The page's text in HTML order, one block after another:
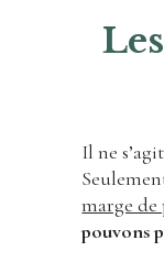
Il ne
marge
pouvons